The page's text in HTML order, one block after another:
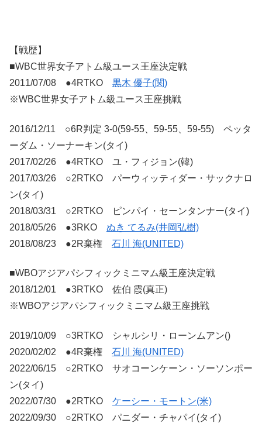
【戦歴】
■WBC世界女子アトム級ユース王座決定戦
2011/07/08 ●4RTKO 黒木 優子(関)
※WBC世界女子アトム級ユース王座挑戦
2016/12/11 ○6R判定 3-0(59-55、59-55、59-55) ペッタ
ーダム・ソーナーキン(タイ)
2017/02/26 ●4RTKO ユ・フィジョン(韓)
2017/03/26 ○2RTKO パーウィッティダー・サックナロ
ン(タイ)
2018/03/31 ○2RTKO ピンパイ・セーンタンナー(タイ)
2018/05/26 ●3RKO ぬき てるみ(井岡弘樹)
2018/08/23 ●2R棄権 石川 海(UNITED)
■WBOアジアパシフィックミニマム級王座決定戦
2018/12/01 ●3RTKO 佐伯 霞(真正)
※WBOアジアパシフィックミニマム級王座挑戦
2019/10/09 ○3RTKO シャルシリ・ローンムアン()
2020/02/02 ●4R棄権 石川 海(UNITED)
2022/06/15 ○2RTKO サオコーンケーン・ソーソンポー
ン(タイ)
2022/07/30 ●2RTKO ケーシー・モートン(米)
2022/09/30 ○2RTKO パニダー・チャパイ(タイ)